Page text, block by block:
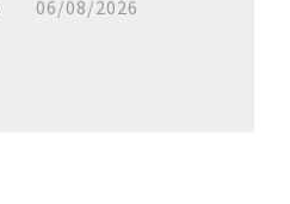
06/08/2026